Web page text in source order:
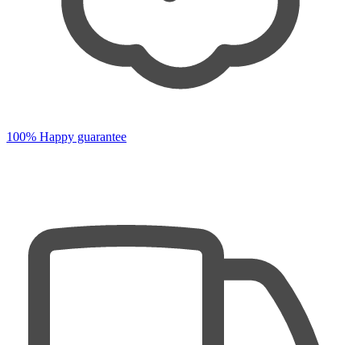
100% Happy guarantee